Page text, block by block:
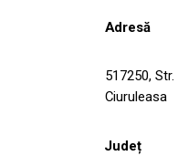
Adresă
517250,
Ciuruleasa
Județ